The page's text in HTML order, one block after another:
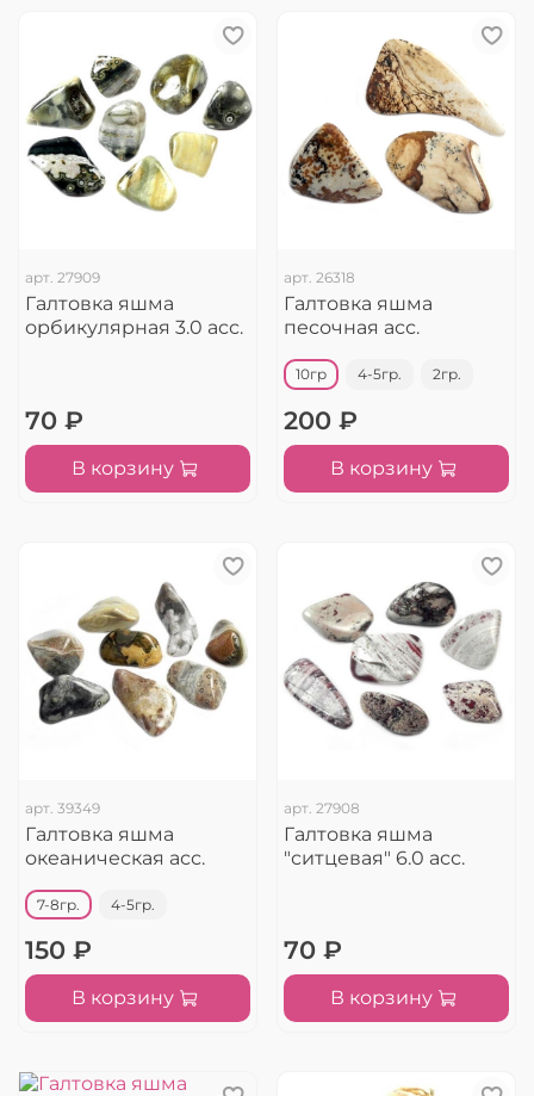
арт. 27909
Галтовка яшма
орбикулярная 3.0 асс.
70 ₽
В корзину
арт. 26318
Галтовка яшма
песочная асс.
10гр 4-5гр. 2гр.
200 ₽
В корзину
арт. 39349
Галтовка яшма
океаническая асс.
7-8гр. 4-5гр.
150 ₽
В корзину
арт. 27908
Галтовка яшма
"ситцевая" 6.0 асс.
70 ₽
В корзину